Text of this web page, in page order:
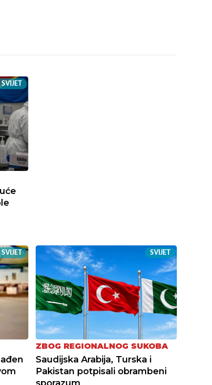
SVIJET
SVIJET SVIJET
ZBOG REGIONALNOG SUKOBA
Saudijska Arabija, Turska i
Pakistan potpisali obrambeni